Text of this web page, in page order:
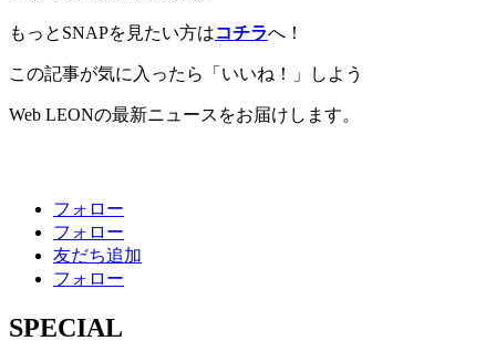
もっとSNAPを見たい方はコチラへ！
この記事が気に入ったら「いいね！」しよう
Web LEONの最新ニュースをお届けします。
フォロー
フォロー
友だち追加
フォロー
SPECIAL